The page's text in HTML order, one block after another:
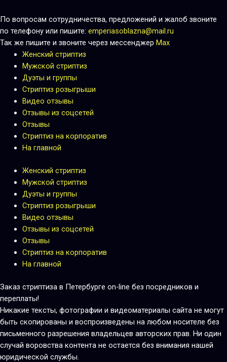
По вопросам сотрудничества, предложений и жалоб звоните
по телефону или пишите: emperiasoblazna@mail.ru
Так же пишите и звоните через мессенджер Max
Женский стриптиз
Мужской стриптиз
Дуэты и группы
Стриптиз розыгрыши
Видео отзывы
Отзывы из соцсетей
Отзывы
Стриптиз на корпоратив
На главной
Женский стриптиз
Мужской стриптиз
Дуэты и группы
Стриптиз розыгрыши
Видео отзывы
Отзывы из соцсетей
Отзывы
Стриптиз на корпоратив
На главной
Заказ стриптиза в Петербурге on-line без посредников и
переплаты!
Никакие тексты, фотографии и видеоматериалы сайта не могут
быть скопированы и воспроизведены на любом носителе без
письменного разрешения владельцев авторских прав. Ни один
случай воровства контента не остается без внимания нашей
юридической службы.